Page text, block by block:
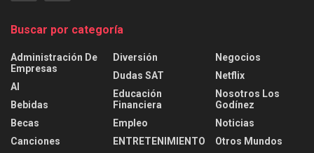
Buscar por categoría
Administración De
Empresas
AI
Bebidas
Becas
Canciones
Diversión
Dudas SAT
Educación
Financiera
Empleo
ENTRETENIMIENTO
Negocios
Netflix
Nosotros Los
Godínez
Noticias
Otros Mundos